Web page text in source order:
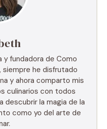
y fundadora de Como
siempre he disfrutado
y ahora comparto mis
culinarios con todos
descubrir la magia de la
como yo del arte de